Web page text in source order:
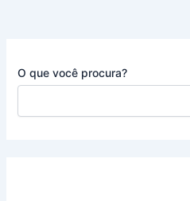
O que você procura?